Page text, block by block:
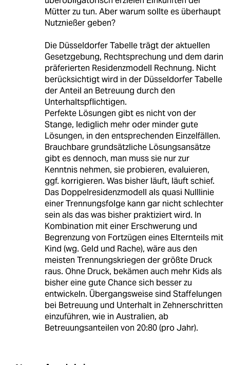
Mütter zu tun. Aber warum sollte es überhaupt
Nutznießer geben?
Die Düsseldorfer Tabelle trägt der aktuellen
Gesetzgebung, Rechtsprechung und dem darin
präferierten Residenzmodell Rechnung. Nicht
berücksichtigt wird in der Düsseldorfer Tabelle
der Anteil an Betreuung durch den
Unterhaltspflichtigen.
Perfekte Lösungen gibt es nicht von der
Stange, lediglich mehr oder minder gute
Lösungen, in den entsprechenden Einzelfällen.
Brauchbare grundsätzliche Lösungsansätze
gibt es dennoch, man muss sie nur zur
Kenntnis nehmen, sie probieren, evaluieren,
ggf. korrigieren. Was bisher läuft, läuft schief.
Das Doppelresidenzmodell als quasi Nulllinie
einer Trennungsfolge kann gar nicht schlechter
sein als das was bisher praktiziert wird. In
Kombination mit einer Erschwerung und
Begrenzung von Fortzügen eines Elternteils mit
Kind (wg. Geld und Rache), wäre aus den
meisten Trennungskriegen der größte Druck
raus. Ohne Druck, bekämen auch mehr Kids als
bisher eine gute Chance sich besser zu
entwickeln. Übergangsweise sind Staffelungen
bei Betreuung und Unterhalt in Zehnerschritten
einzuführen, wie in Australien, ab
Betreuungsanteilen von 20:80 (pro Jahr).